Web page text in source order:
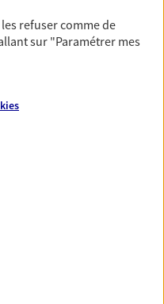
oublier votre
DEVIS
refuser comme de
sur "Paramétrer mes